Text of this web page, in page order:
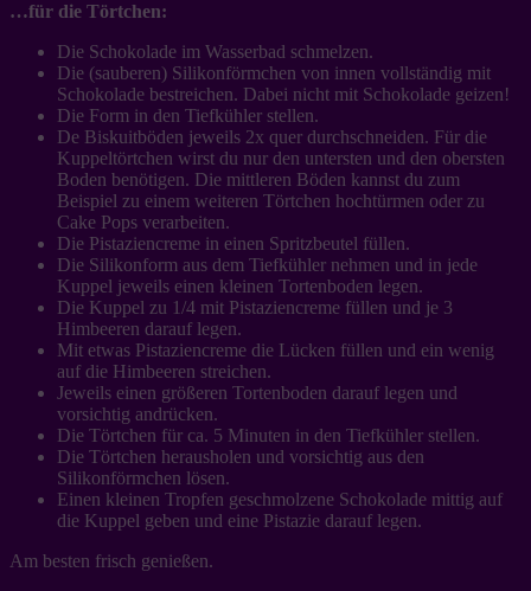
…für die Törtchen:
Die Schokolade im Wasserbad schmelzen.
Die (sauberen) Silikonförmchen von innen vollständig mit
Schokolade bestreichen. Dabei nicht mit Schokolade geizen!
Die Form in den Tiefkühler stellen.
De Biskuitböden jeweils 2x quer durchschneiden. Für die
Kuppeltörtchen wirst du nur den untersten und den obersten
Boden benötigen. Die mittleren Böden kannst du zum
Beispiel zu einem weiteren Törtchen hochtürmen oder zu
Cake Pops verarbeiten.
Die Pistaziencreme in einen Spritzbeutel füllen.
Die Silikonform aus dem Tiefkühler nehmen und in jede
Kuppel jeweils einen kleinen Tortenboden legen.
Die Kuppel zu 1/4 mit Pistaziencreme füllen und je 3
Himbeeren darauf legen.
Mit etwas Pistaziencreme die Lücken füllen und ein wenig
auf die Himbeeren streichen.
Jeweils einen größeren Tortenboden darauf legen und
vorsichtig andrücken.
Die Törtchen für ca. 5 Minuten in den Tiefkühler stellen.
Die Törtchen herausholen und vorsichtig aus den
Silikonförmchen lösen.
Einen kleinen Tropfen geschmolzene Schokolade mittig auf
die Kuppel geben und eine Pistazie darauf legen.
Am besten frisch genießen.